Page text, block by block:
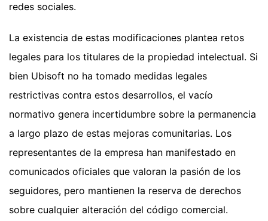
redes sociales.
La existencia de estas modificaciones plantea retos
legales para los titulares de la propiedad intelectual. Si
bien Ubisoft no ha tomado medidas legales
restrictivas contra estos desarrollos, el vacío
normativo genera incertidumbre sobre la permanencia
a largo plazo de estas mejoras comunitarias. Los
representantes de la empresa han manifestado en
comunicados oficiales que valoran la pasión de los
seguidores, pero mantienen la reserva de derechos
sobre cualquier alteración del código comercial.